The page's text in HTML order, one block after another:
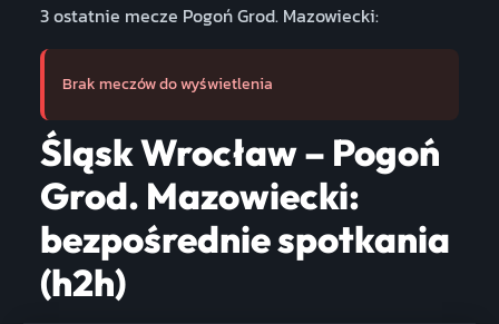
3 ostatnie mecze Pogoń Grod. Mazowiecki:
Brak meczów do wyświetlenia
Śląsk Wrocław – Pogoń
Grod. Mazowiecki:
bezpośrednie spotkania
(h2h)